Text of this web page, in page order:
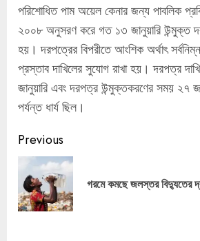
পরিশোধিত পাম অয়েল কেনার জন্য পাবলিক
২০০৮ অনুসরণ করে গত ১৩ জানুয়ারি উন্মুক্ত
হয়। দরপত্রের বিপরীতে আংশিক অর্থাৎ
প্রস্তাব দাখিলের সুযোগ রাখা হয়। দরপত্র
জানুয়ারি এবং দরপত্র উন্মুক্তকরণের সময় ২৭
পর্যন্ত ধার্য ছিল।
Continue
Reading
Previous
গরমে কমছে জলস্তর বিদ্যুতের